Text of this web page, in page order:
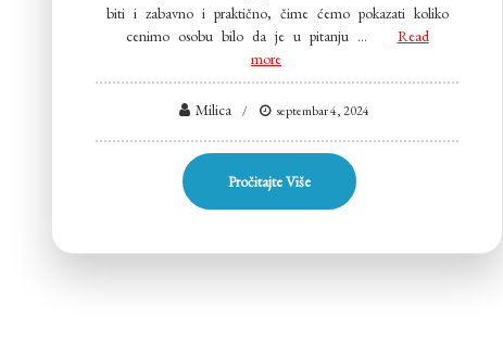
biti i zabavno i praktično, čime ćemo pokazati koliko
cenimo osobu bilo da je u pitanju …
Read
more
Milica septembar 4, 2024
Pročitajte Više